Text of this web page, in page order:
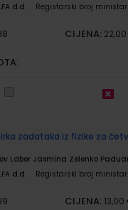
d.d. Registarski broj
CIJENA:
zadataka iz fizike za
Labor Jasmina Zelenko
d.d. Registarski broj
CIJENA: 13,00